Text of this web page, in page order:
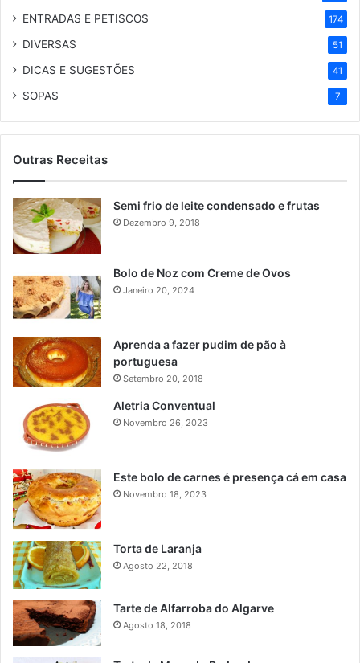
ENTRADAS E PETISCOS 174
DIVERSAS 51
DICAS E SUGESTÕES 41
SOPAS 7
Outras Receitas
Semi frio de leite condensado e frutas
Dezembro 9, 2018
Bolo de Noz com Creme de Ovos
Janeiro 20, 2024
Aprenda a fazer pudim de pão à
portuguesa
Setembro 20, 2018
Aletria Conventual
Novembro 26, 2023
Este bolo de carnes é presença cá em casa
Novembro 18, 2023
Torta de Laranja
Agosto 22, 2018
Tarte de Alfarroba do Algarve
Agosto 18, 2018